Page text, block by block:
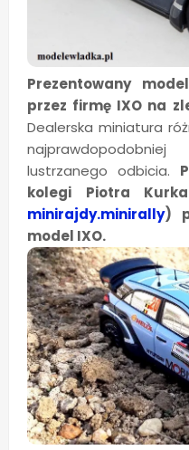
Prezentowany
przez firmę IXO na
Dealerska miniatura
lustrzanego odbicia.
kolegi Piotra
minirajdy.minirally)
model IXO.